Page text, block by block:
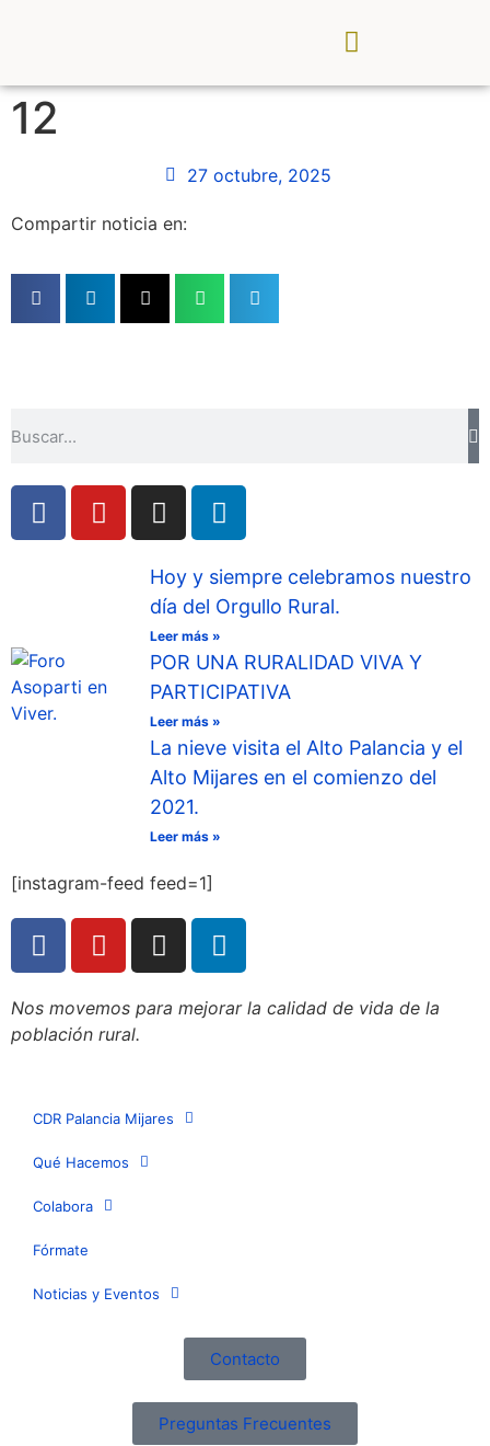
12
27 octubre, 2025
Compartir noticia en:
Hoy y siempre celebramos nuestro
día del Orgullo Rural.
Leer más »
POR UNA RURALIDAD VIVA Y
PARTICIPATIVA
Leer más »
La nieve visita el Alto Palancia y el
Alto Mijares en el comienzo del
2021.
Leer más »
[instagram-feed feed=1]
Nos movemos para mejorar la calidad de vida de la
población rural.
CDR Palancia Mijares
Qué Hacemos
Colabora
Fórmate
Noticias y Eventos
Contacto
Preguntas Frecuentes